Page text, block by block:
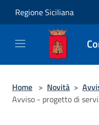
Regione Siciliana
Home > Novità >
Avviso - progetto di